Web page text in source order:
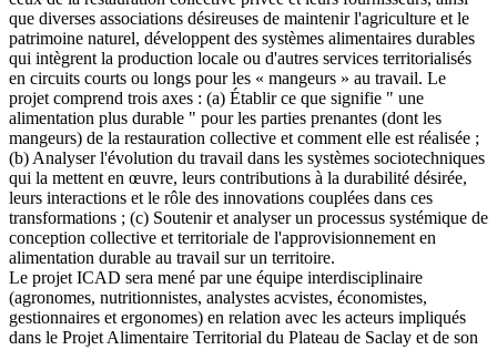
que diverses associations désireuses de maintenir l'agriculture et le
patrimoine naturel, développent des systèmes alimentaires durables
qui intègrent la production locale ou d'autres services territorialisés
en circuits courts ou longs pour les « mangeurs » au travail. Le
projet comprend trois axes : (a) Établir ce que signifie " une
alimentation plus durable " pour les parties prenantes (dont les
mangeurs) de la restauration collective et comment elle est réalisée ;
(b) Analyser l'évolution du travail dans les systèmes sociotechniques
qui la mettent en œuvre, leurs contributions à la durabilité désirée,
leurs interactions et le rôle des innovations couplées dans ces
transformations ; (c) Soutenir et analyser un processus systémique de
conception collective et territoriale de l'approvisionnement en
alimentation durable au travail sur un territoire.
Le projet ICAD sera mené par une équipe interdisciplinaire
(agronomes, nutritionnistes, analystes acvistes, économistes,
gestionnaires et ergonomes) en relation avec les acteurs impliqués
dans le Projet Alimentaire Territorial du Plateau de Saclay et de son